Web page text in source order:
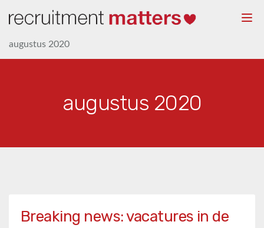
augustus 2020
augustus 2020
Breaking news: vacatures in de